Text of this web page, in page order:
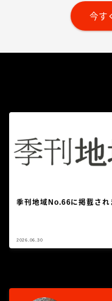
今す
季刊地域No.66に掲載され
2026.06.30